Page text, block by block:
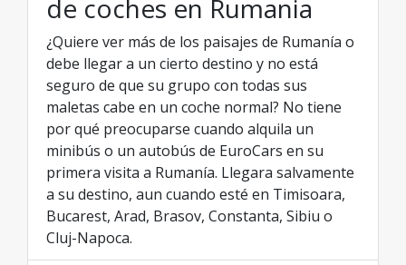
de coches en Rumania
¿Quiere ver más de los paisajes de Rumanía o
debe llegar a un cierto destino y no está
seguro de que su grupo con todas sus
maletas cabe en un coche normal? No tiene
por qué preocuparse cuando alquila un
minibús o un autobús de EuroCars en su
primera visita a Rumanía. Llegara salvamente
a su destino, aun cuando esté en Timisoara,
Bucarest, Arad, Brasov, Constanta, Sibiu o
Cluj-Napoca.